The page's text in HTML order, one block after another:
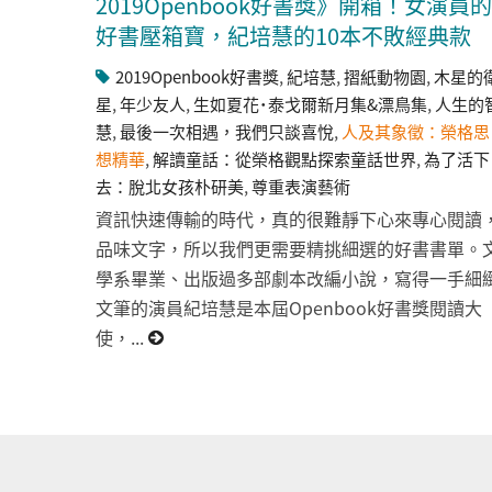
好書壓箱寶，紀培慧的10本不敗經典款
2019Openbook好書獎,紀培慧,摺紙動物園,木星的
星,年少友人,生如夏花˙泰戈爾新月集&漂鳥集,人生的
慧,最後一次相遇，我們只談喜悅,人及其象徵：榮格思
想精華,解讀童話：從榮格觀點探索童話世界,為了活下
去：脫北女孩朴研美,尊重表演藝術
資訊快速傳輸的時代，真的很難靜下心來專心閱讀，
品味文字，所以我們更需要精挑細選的好書書單。
學系畢業、出版過多部劇本改編小說，寫得一手細
文筆的演員紀培慧是本屆Openbook好書獎閱讀大
使，...